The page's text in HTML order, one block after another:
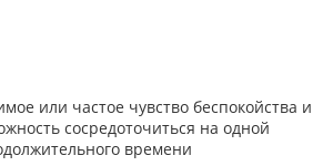
или частое чувство беспокойства и
сосредоточиться на одной
времени